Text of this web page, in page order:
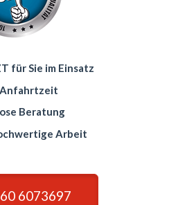
für Sie im Einsatz
Beratung
Arbeit
6073697